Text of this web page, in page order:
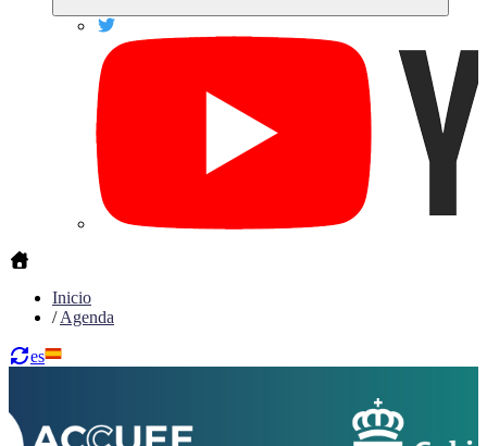
Inicio
/Agenda
es